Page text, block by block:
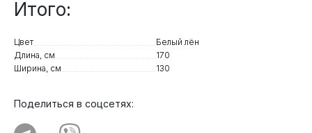
Итого:
Цвет
Белый лён
Длина, см
170
Ширина, см
130
Поделиться в соцсетях: